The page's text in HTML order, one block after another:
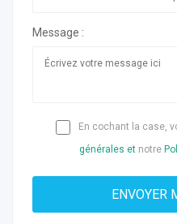
Message :
En cochant la case,
générales et notre